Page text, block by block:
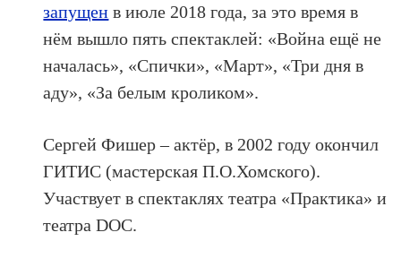
запущен в июле 2018 года, за это время в
нём вышло пять спектаклей: «Война ещё не
началась», «Спички», «Март», «Три дня в
аду», «За белым кроликом».
Сергей Фишер – актёр, в 2002 году окончил
ГИТИС (мастерская П.О.Хомского).
Участвует в спектаклях театра «Практика» и
театра DOC.